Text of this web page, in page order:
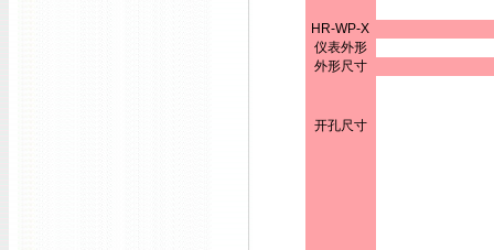
HR-WP-X
仪表外形
外形尺寸
开孔尺寸